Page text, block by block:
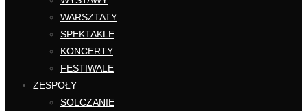
WARSZTATY
SPEKTAKLE
KONCERTY
FESTIWALE
ZESPOŁY
SOLCZANIE